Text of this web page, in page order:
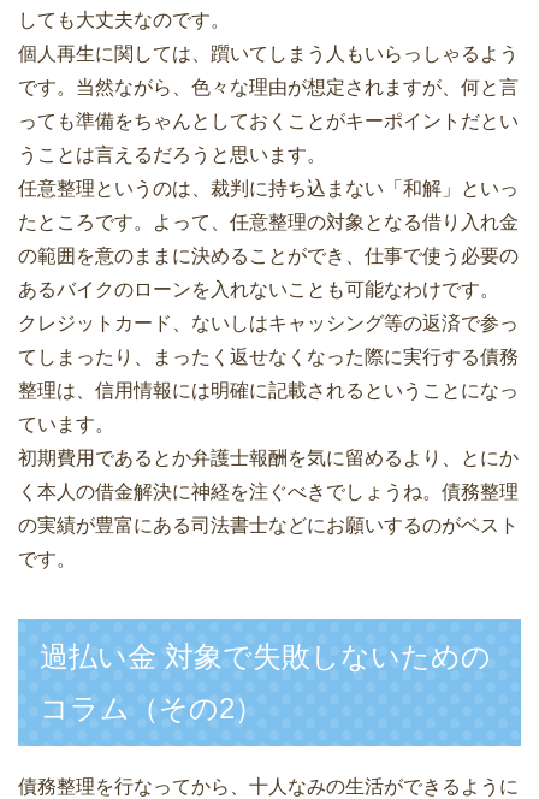
しても大丈夫なのです。
個人再生に関しては、躓いてしまう人もいらっしゃるよう
です。当然ながら、色々な理由が想定されますが、何と言
っても準備をちゃんとしておくことがキーポイントだとい
うことは言えるだろうと思います。
任意整理というのは、裁判に持ち込まない「和解」といっ
たところです。よって、任意整理の対象となる借り入れ金
の範囲を意のままに決めることができ、仕事で使う必要の
あるバイクのローンを入れないことも可能なわけです。
クレジットカード、ないしはキャッシング等の返済で参っ
てしまったり、まったく返せなくなった際に実行する債務
整理は、信用情報には明確に記載されるということになっ
ています。
初期費用であるとか弁護士報酬を気に留めるより、とにか
く本人の借金解決に神経を注ぐべきでしょうね。債務整理
の実績が豊富にある司法書士などにお願いするのがベスト
です。
過払い金 対象で失敗しないための
コラム（その2）
債務整理を行なってから、十人なみの生活ができるように